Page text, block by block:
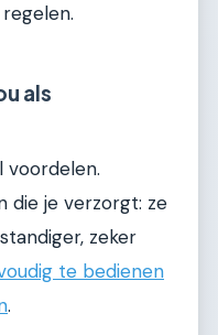
als
voordelen.
die je verzorgt: ze
zeker
te bedienen
.